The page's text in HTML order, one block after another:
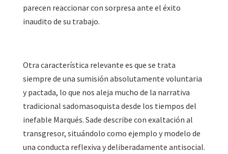
parecen reaccionar con sorpresa ante el éxito
inaudito de su trabajo.
Otra característica relevante es que se trata
siempre de una sumisión absolutamente voluntaria
y pactada, lo que nos aleja mucho de la narrativa
tradicional sadomasoquista desde los tiempos del
inefable Marqués. Sade describe con exaltación al
transgresor, situándolo como ejemplo y modelo de
una conducta reflexiva y deliberadamente antisocial.